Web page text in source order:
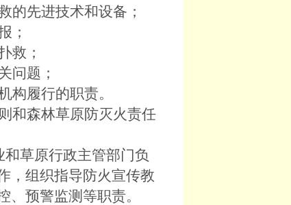
先进技术和设备；
；
救；
问题；
履行的职责。
森林草原防灭火责任
草原行政主管部门负
，组织指导防火宣传教
预警监测等职责。